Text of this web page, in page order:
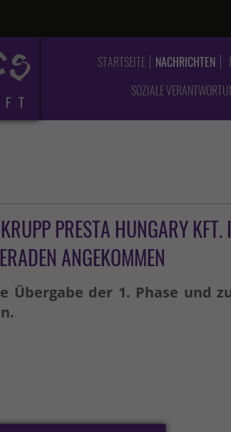
STARTSEITE NACHRICHTEN
SOZIALE
PRESTA HUNGARY KFT.
ANGEKOMMEN
Übergabe der 1. Phase und